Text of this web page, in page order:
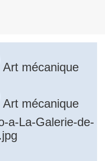
Art mécanique
Art mécanique